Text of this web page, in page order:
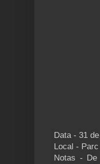
Data - 31
Local -
Notas - De